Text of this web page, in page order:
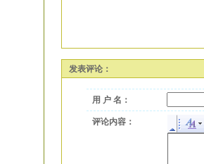
发表评论：
用 户 名：
评论内容：